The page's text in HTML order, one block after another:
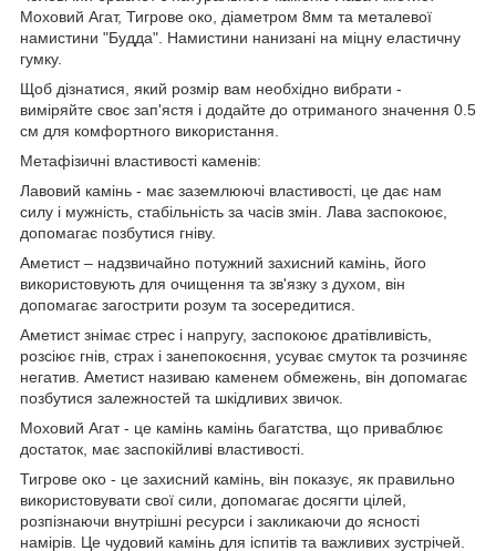
Моховий Агат, Тигрове око, діаметром 8мм та металевої
намистини "Будда". Намистини нанизані на міцну еластичну
гумку.
Щоб дізнатися, який розмір вам необхідно вибрати -
виміряйте своє зап'ястя і додайте до отриманого значення 0.5
см для комфортного використання.
Метафізичні властивості каменів:
Лавовий камінь - має заземлюючі властивості, це дає нам
силу і мужність, стабільність за часів змін. Лава заспокоює,
допомагає позбутися гніву.
Аметист – надзвичайно потужний захисний камінь, його
використовують для очищення та зв'язку з духом, він
допомагає загострити розум та зосередитися.
Аметист знімає стрес і напругу, заспокоює дратівливість,
розсіює гнів, страх і занепокоєння, усуває смуток та розчиняє
негатив. Аметист називаю каменем обмежень, він допомагає
позбутися залежностей та шкідливих звичок.
Моховий Агат - це камінь камінь багатства, що приваблює
достаток, має заспокійливі властивості.
Тигрове око - це захисний камінь, він показує, як правильно
використовувати свої сили, допомагає досягти цілей,
розпізнаючи внутрішні ресурси і закликаючи до ясності
намірів. Це чудовий камінь для іспитів та важливих зустрічей.